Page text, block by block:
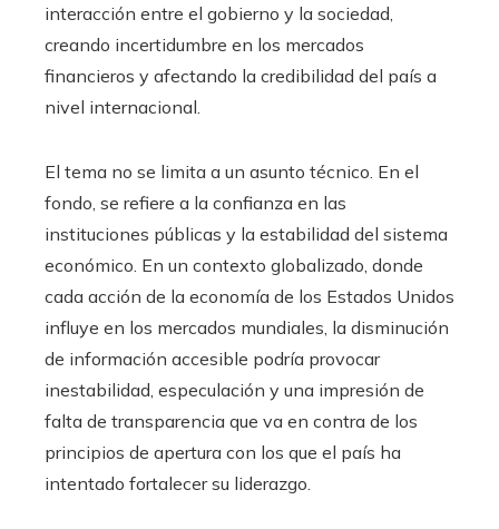
interacción entre el gobierno y la sociedad,
creando incertidumbre en los mercados
financieros y afectando la credibilidad del país a
nivel internacional.
El tema no se limita a un asunto técnico. En el
fondo, se refiere a la confianza en las
instituciones públicas y la estabilidad del sistema
económico. En un contexto globalizado, donde
cada acción de la economía de los Estados Unidos
influye en los mercados mundiales, la disminución
de información accesible podría provocar
inestabilidad, especulación y una impresión de
falta de transparencia que va en contra de los
principios de apertura con los que el país ha
intentado fortalecer su liderazgo.